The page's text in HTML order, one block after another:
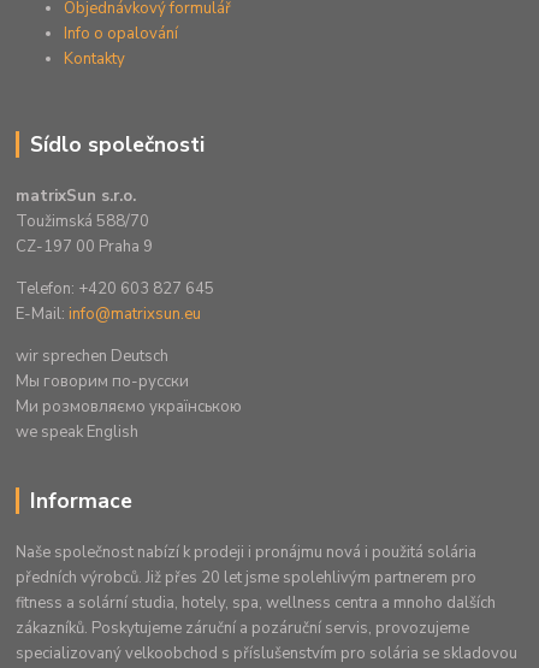
Objednávkový formulář
Info o opalování
Kontakty
Sídlo společnosti
matrixSun s.r.o.
Toužimská 588/70
CZ-197 00 Praha 9
Telefon: +420 603 827 645
E-Mail: info@matrixsun.eu
wir sprechen Deutsch
Mы говорим по-русски
Ми розмовляємо українською
we speak English
Informace
Naše společnost nabízí k prodeji i pronájmu nová i použitá solária
předních výrobců. Již přes 20 let jsme spolehlivým partnerem pro
fitness a solární studia, hotely, spa, wellness centra a mnoho dalších
zákazníků. Poskytujeme záruční a pozáruční servis, provozujeme
specializovaný velkoobchod s příslušenstvím pro solária se skladovou